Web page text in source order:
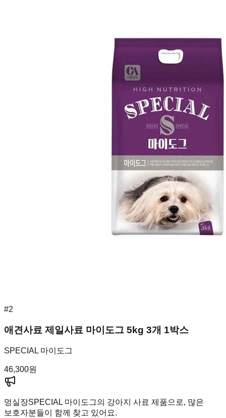
#2
애견사료 제일사료 마이도그 5kg 3개 1박스
SPECIAL 마이도그
46,300원
멍실장SPECIAL 마이도그의 강아지 사료 제품으로, 많은
보호자분들이 함께 찾고 있어요.